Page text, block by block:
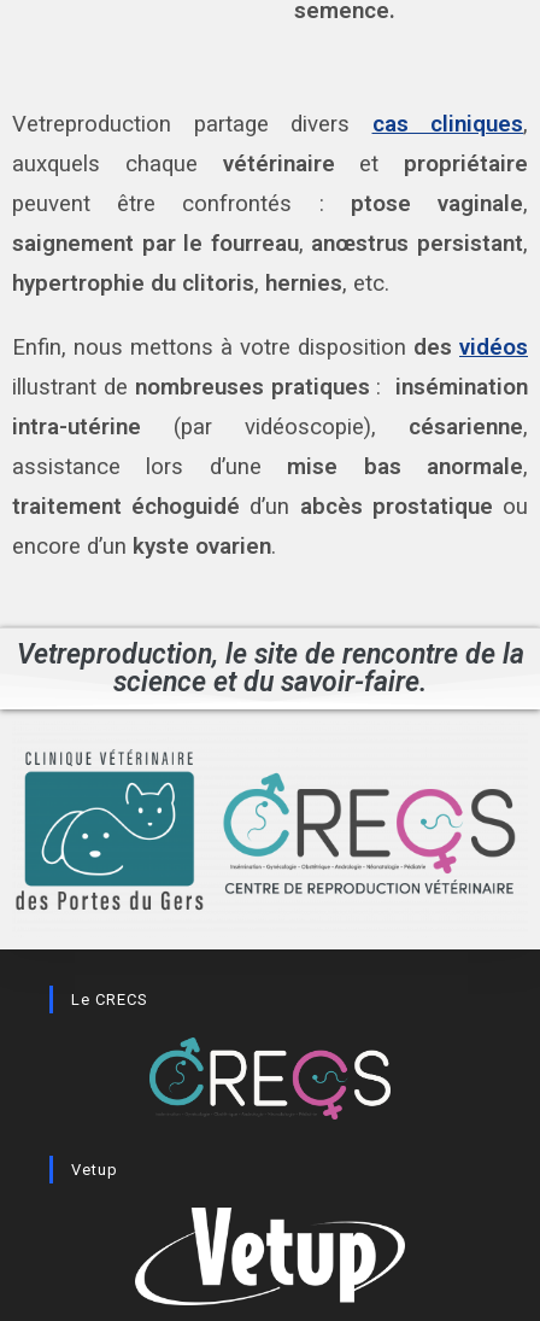
semence.
Vetreproduction partage divers cas cliniques,
auxquels chaque vétérinaire et propriétaire
peuvent être confrontés : ptose vaginale,
saignement par le fourreau, anœstrus persistant,
hypertrophie du clitoris, hernies, etc.
Enfin, nous mettons à votre disposition des vidéos
illustrant de nombreuses pratiques : insémination
intra-utérine (par vidéoscopie), césarienne,
assistance lors d’une mise bas anormale,
traitement échoguidé d’un abcès prostatique ou
encore d’un kyste ovarien.
Vetreproduction, le site de rencontre de la
science et du savoir-faire.
Le CRECS
Vetup